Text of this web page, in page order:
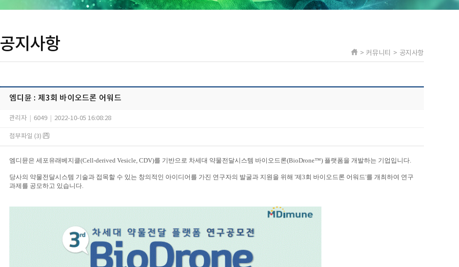
공지사항 > 커뮤니티 > 공지사항
엠디뮨 : 제3회 바이오드론 어워드
관리자 6049 2022-10-05 16:08:28
첨부파일 (3)
엠디뮨은 세포유래베지클(Cell-derived Vesicle, CDV)를 기반으로 차세대 약물전달시스템 바이오드론(BioDrone™) 플랫폼을 개발하는 기업입니다.
당사의 약물전달시스템 기술과 접목할 수 있는 창의적인 아이디어를 가진 연구자의 발굴과 지원을 위해 '제3회 바이오드론 어워드'를 개최하여 연구
과제를 공모하고 있습니다.